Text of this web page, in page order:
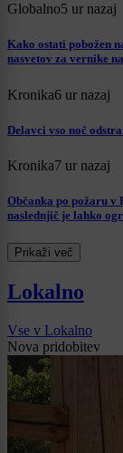
Globalno5 ur nazaj
Kako ostati pobožen
nasvetov za vernike
Kronika6 ur nazaj
Delavci vso noč
Kronika7 ur nazaj
Občanka po požaru v
naslednjič je lahko
Prikaži več
Lokalno
Vse v Lokalno
Nova pridobitev